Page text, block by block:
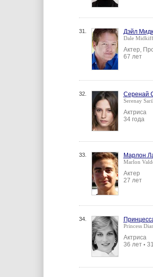
31. Дэйл
Dale Midkiff
Актер,
67 лет
32. Серенай
Serenay
Актриса
34 года
33. Марлон
Marlon
Актер
27 лет
34.
Princess
Актриса
36 лет •